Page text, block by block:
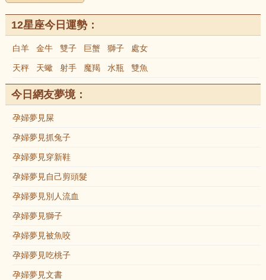
12星座今日運勢：
白羊 金牛 雙子 巨蟹 獅子 處女
天秤 天蠍 射手 魔羯 水瓶 雙魚
今日網友夢境：
孕婦夢見屎
孕婦夢見抓兔子
孕婦夢見穿新鞋
孕婦夢見自己剪頭髮
孕婦夢見別人流血
孕婦夢見獅子
孕婦夢見被魚咬
孕婦夢見吃桃子
孕婦夢見文書